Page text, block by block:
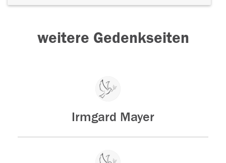
weitere Gedenkseiten
Irmgard Mayer